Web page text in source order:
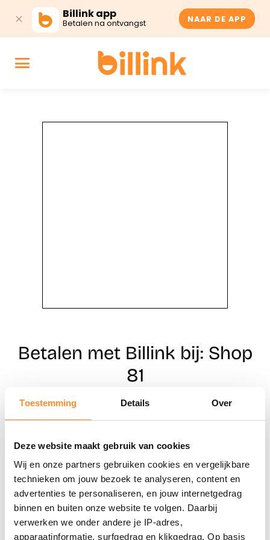
Toestemming Details Over
Deze website maakt gebruik van cookies
Wij en onze partners gebruiken cookies en vergelijkbare
technieken om jouw bezoek te analyseren, content en
advertenties te personaliseren, en jouw internetgedrag
binnen en buiten onze website te volgen. Daarbij
verwerken we onder andere je IP-adres,
apparaatinformatie, surfgedrag en klikgedrag. Op basis
Billink app
Betalen na ontvangst NAAR DE APP
Betalen met Billink bij: Shop
81
Naar winkels